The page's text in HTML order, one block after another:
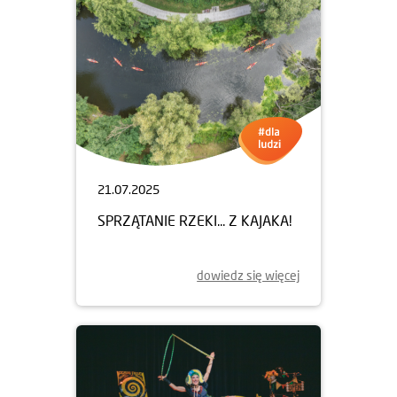
21.07.2025
SPRZĄTANIE RZEKI... Z KAJAKA!
dowiedz się więcej